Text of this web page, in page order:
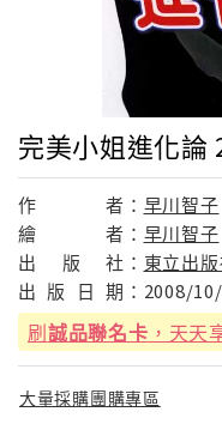
完美小姐進化論
作 者： 早川智子
繪
者： 早川智子
出
版 社： 東立出
出 版 日 期： 2008/
刷誠品聯名卡 ，天天
大量採購團購專區